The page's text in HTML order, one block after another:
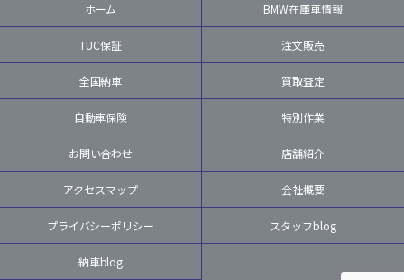
ホーム BMW在庫車情報
TUC保証 注文販売
全国納車 買取査定
自動車保険 特別作業
お問い合わせ 店舗紹介
アクセスマップ 会社概要
プライバシーポリシー スタッフblog
納車blog